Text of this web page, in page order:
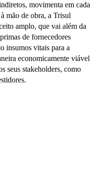
movimenta em cada
mão de obra, a Trisul
amplo, que vai além da
de fornecedores
insumos vitais para a
economicamente viável
seus stakeholders, como